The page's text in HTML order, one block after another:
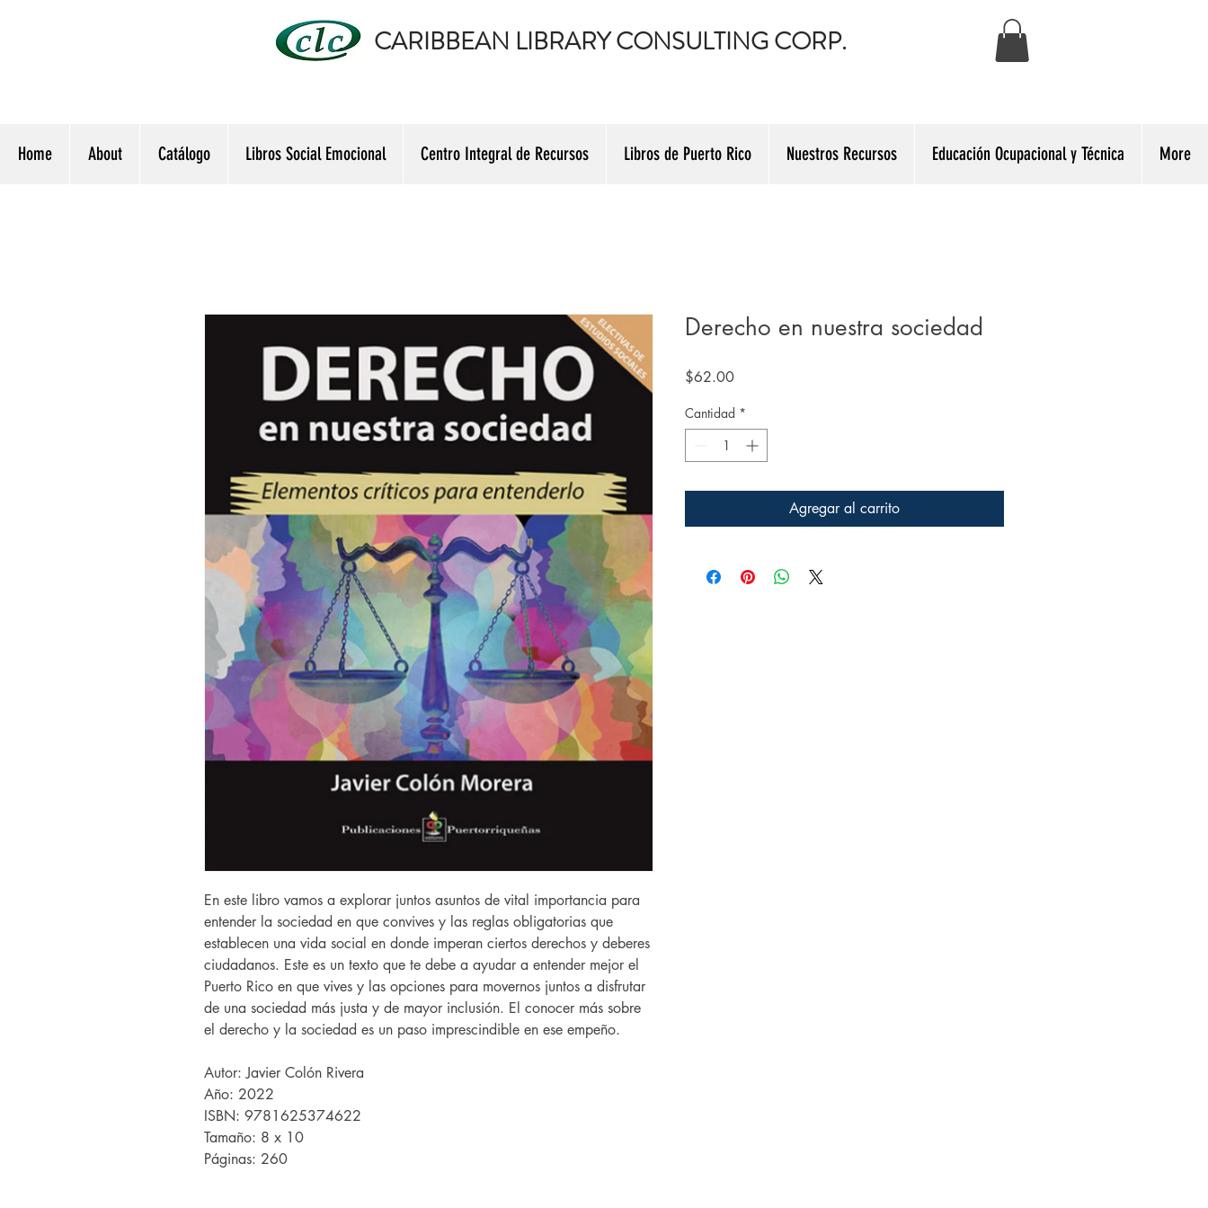
CARIBBEAN LIBRARY CONSULTING CORP.
Home About Catálogo Libros Social Emocional Centro Integral de Recursos Libros de Puerto Rico Nuestros Recursos Educación Ocupacional y Técnica More
En este libro vamos a explorar juntos asuntos de vital importancia para
entender la sociedad en que convives y las reglas obligatorias que
establecen una vida social en donde imperan ciertos derechos y deberes
ciudadanos. Este es un texto que te debe a ayudar a entender mejor el
Puerto Rico en que vives y las opciones para movernos juntos a disfrutar
de una sociedad más justa y de mayor inclusión. El conocer más sobre
el derecho y la sociedad es un paso imprescindible en ese empeño.
Autor: Javier Colón Rivera
Año: 2022
ISBN: 9781625374622
Tamaño: 8 x 10
Páginas: 260
Derecho en nuestra sociedad
$62.00Precio
Cantidad *
Agregar al carrito